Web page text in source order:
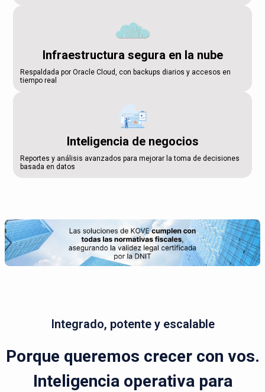
Infraestructura segura en la nube
Respaldada por Oracle Cloud, con backups diarios y accesos en
tiempo real
Inteligencia de negocios
Reportes y análisis avanzados para mejorar la toma de decisiones
basada en datos
Integrado, potente y escalable
Porque queremos crecer con vos.
Inteligencia operativa para